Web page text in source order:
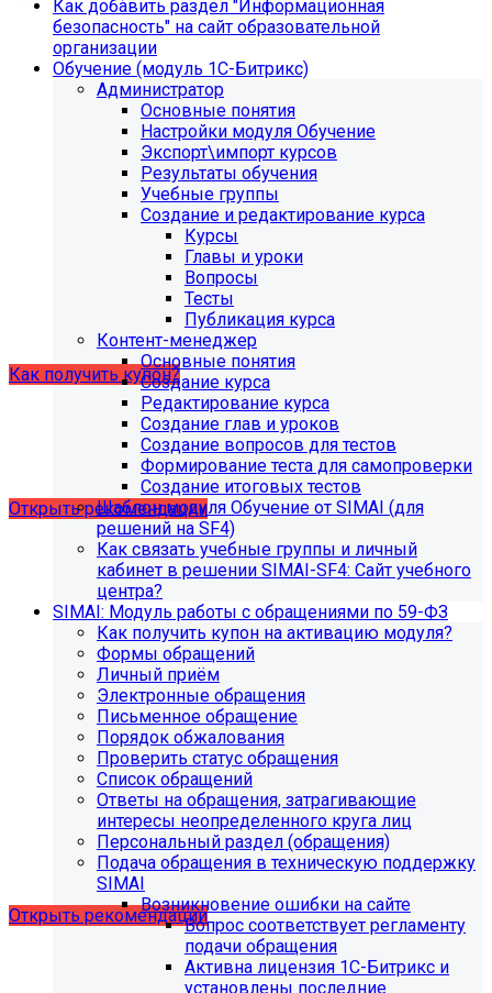
Информация по появлению ошибки
[MP_LICENSE_VIOLATION] В вашу лицензию не входит
модуль SIMAI-SF4: Сведения об образовательной
организации (simai.sveden)
В связи с новыми требованиями Приказа 1493
Рособнадзора нами были внесены изменения в
поставку готовых решений для образовательных
Теперь в сборку готовых решений для образовательных
организаций входит модуль SIMAI-SF4: Сведения об
образовательной организации (simai.sveden). Для
корректной работы модуля необходимо активировать
купон на него.
Как получить купон?
Что делать, если на хостинге не
хватает места?
Открыть рекомендации
Рекомендации по безопасности
сайта
Открыть рекомендации
Как добавить раздел "Информационная
безопасность" на сайт образовательной
организации
Обучение (модуль 1С-Битрикс)
Администратор
Основные понятия
Настройки модуля Обучение
Экспорт\импорт курсов
Результаты обучения
Учебные группы
Создание и редактирование курса
Курсы
Главы и уроки
Вопросы
Тесты
Публикация курса
Контент-менеджер
Основные понятия
Создание курса
Редактирование курса
Создание глав и уроков
Создание вопросов для тестов
Формирование теста для самопроверки
Создание итоговых тестов
Шаблон модуля Обучение от SIMAI (для
решений на SF4)
Как связать учебные группы и личный
кабинет в решении SIMAI-SF4: Сайт учебного
центра?
SIMAI: Модуль работы с обращениями по 59-ФЗ
Как получить купон на активацию модуля?
Формы обращений
Личный приём
Электронные обращения
Письменное обращение
Порядок обжалования
Проверить статус обращения
Список обращений
Ответы на обращения, затрагивающие
интересы неопределенного круга лиц
Персональный раздел (обращения)
Подача обращения в техническую поддержку
SIMAI
Возникновение ошибки на сайте
Вопрос соответствует регламенту
подачи обращения
Активна лицензия 1С-Битрикс и
установлены последние